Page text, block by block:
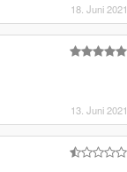
18. Juni 2021
13. Juni 2021